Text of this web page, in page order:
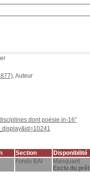
, Auteur
dont poésie in-16°
Section Disponibilité
Fonds BAI
Manquant
Exclu du prêt